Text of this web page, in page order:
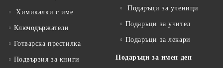
Химикалки с име
Ключодържатели
Готварска престилка
Подвързия за книги
Подаръци за ученици
Подаръци за учител
Подаръци за лекари
Подаръци за имен ден